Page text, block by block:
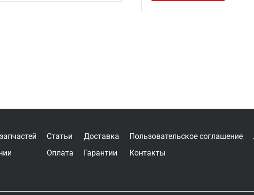
Статьи
Оплата
Доставка
Гарантии
Пользовательское соглашение
Контакты